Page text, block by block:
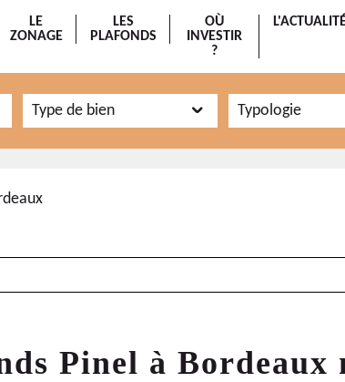
LE
ZONAGE
LES
PLAFONDS
OÙ
INVESTIR
?
Type de bien Typologie
Pinel à Bordeaux